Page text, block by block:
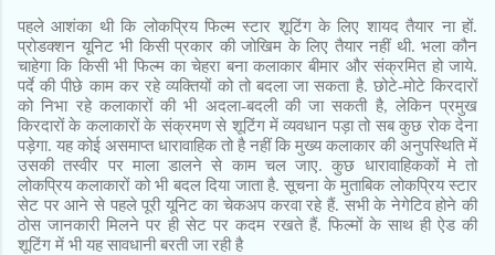
पहले आशंका थी कि लोकप्रिय फिल्म स्टार शूटिंग के लिए शायद तैयार ना हों.
प्रोडक्शन यूनिट भी किसी प्रकार की जोखिम के लिए तैयार नहीं थी. भला कौन
चाहेगा कि किसी भी फिल्म का चेहरा बना कलाकार बीमार और संक्रमित हो जाये.
पर्दे की पीछे काम कर रहे व्यक्तियों को तो बदला जा सकता है. छोटे-मोटे किरदारों
को निभा रहे कलाकारों की भी अदला-बदली की जा सकती है, लेकिन प्रमुख
किरदारों के कलाकारों के संक्रमण से शूटिंग में व्यवधान पड़ा तो सब कुछ रोक देना
पड़ेगा. यह कोई असमाप्त धारावाहिक तो है नहीं कि मुख्य कलाकार की अनुपस्थिति में
उसकी तस्वीर पर माला डालने से काम चल जाए. कुछ धारावाहिककों मे तो
लोकप्रिय कलाकारों को भी बदल दिया जाता है. सूचना के मुताबिक लोकप्रिय स्टार
सेट पर आने से पहले पूरी यूनिट का चेकअप करवा रहे हैं. सभी के नेगेटिव होने की
ठोस जानकारी मिलने पर ही सेट पर कदम रखते हैं. फिल्मों के साथ ही ऐड की
शूटिंग में भी यह सावधानी बरती जा रही है